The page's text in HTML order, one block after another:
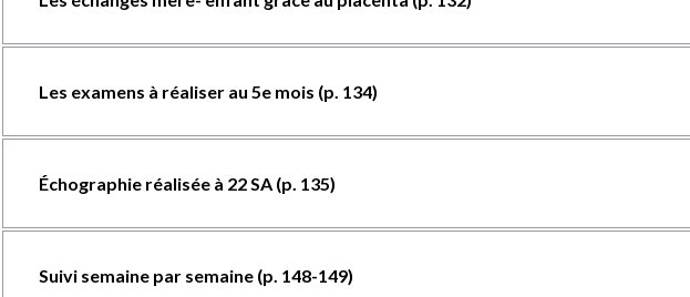
Les examens à réaliser au 5e mois (p. 134)
Échographie réalisée à 22 SA (p. 135)
Suivi semaine par semaine (p. 148-149)